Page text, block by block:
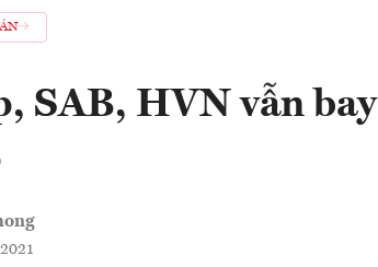
SAB, HVN vẫn bay